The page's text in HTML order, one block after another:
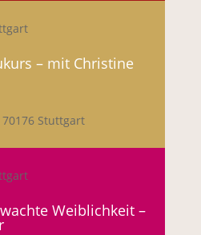
– mit Christine
Stuttgart
Weiblichkeit –